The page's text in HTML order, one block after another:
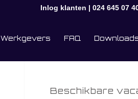
Inlog klanten | 024 645 07
Werkgevers FAQ
Beschikbare